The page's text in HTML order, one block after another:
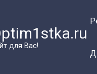
для Вас!